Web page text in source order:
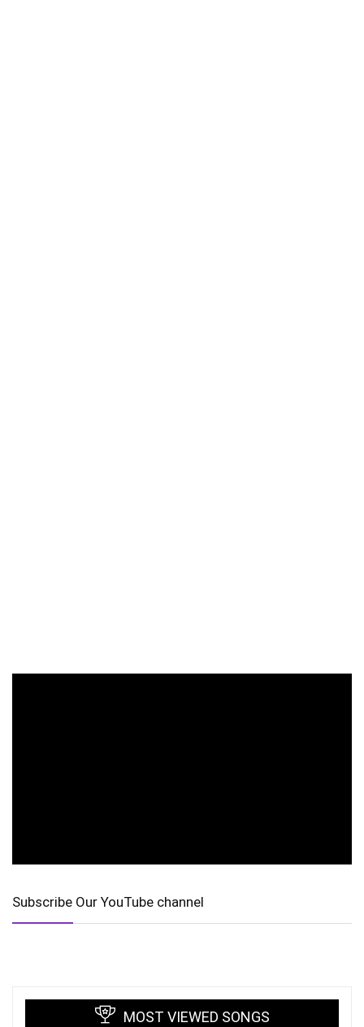
Subscribe Our YouTube channel
MOST VIEWED SONGS